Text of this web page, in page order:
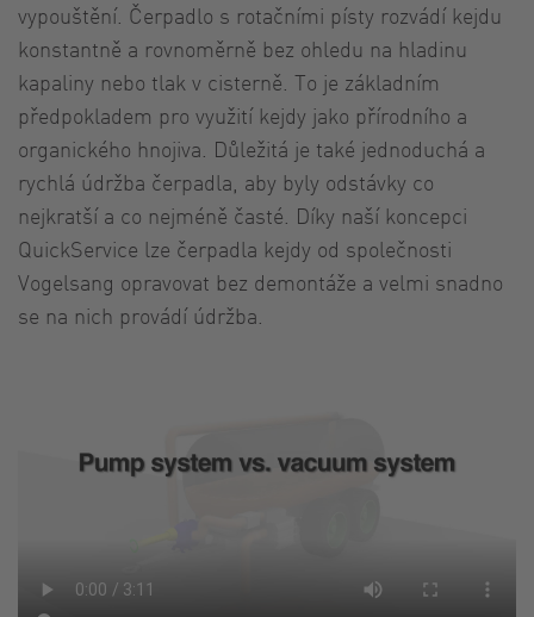
vypouštění. Čerpadlo s rotačními písty rozvádí kejdu
konstantně a rovnoměrně bez ohledu na hladinu
kapaliny nebo tlak v cisterně. To je základním
předpokladem pro využití kejdy jako přírodního a
organického hnojiva. Důležitá je také jednoduchá a
rychlá údržba čerpadla, aby byly odstávky co
nejkratší a co nejméně časté. Díky naší koncepci
QuickService lze čerpadla kejdy od společnosti
Vogelsang opravovat bez demontáže a velmi snadno
se na nich provádí údržba.